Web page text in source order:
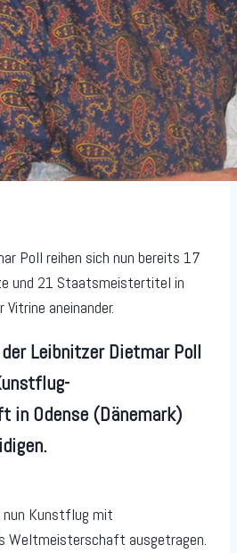
Poll reihen sich nun bereits 17
und 21 Staatsmeistertitel in
Vitrine aneinander.
Leibnitzer Dietmar Poll
in Odense (Dänemark)
nun Kunstflug mit
Weltmeisterschaft ausgetragen.